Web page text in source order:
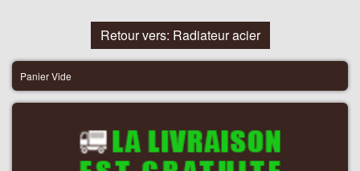
Retour vers: Radiateur acier
Panier Vide